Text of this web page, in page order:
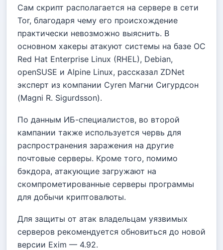
Сам скрипт располагается на сервере в сети
Tor, благодаря чему его происхождение
практически невозможно выяснить. В
основном хакеры атакуют системы на базе ОС
Red Hat Enterprise Linux (RHEL), Debian,
openSUSE и Alpine Linux, рассказал ZDNet
эксперт из компании Cyren Магни Сигурдсон
(Magni R. Sigurdsson).
По данным ИБ-специалистов, во второй
кампании также используется червь для
распространения заражения на другие
почтовые серверы. Кроме того, помимо
бэкдора, атакующие загружают на
скомпрометированные серверы программы
для добычи криптовалюты.
Для защиты от атак владельцам уязвимых
серверов рекомендуется обновиться до новой
версии Exim — 4.92.